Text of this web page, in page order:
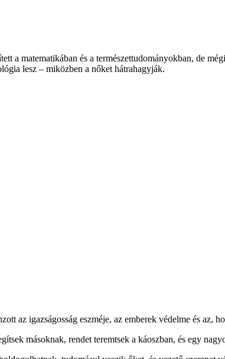
a matematikában és a természettudományokban, de
lesz – miközben a nőket hátrahagyják.
az igazságosság eszméje, az emberek védelme és az,
másoknak, rendet teremtsek a káoszban, és egy